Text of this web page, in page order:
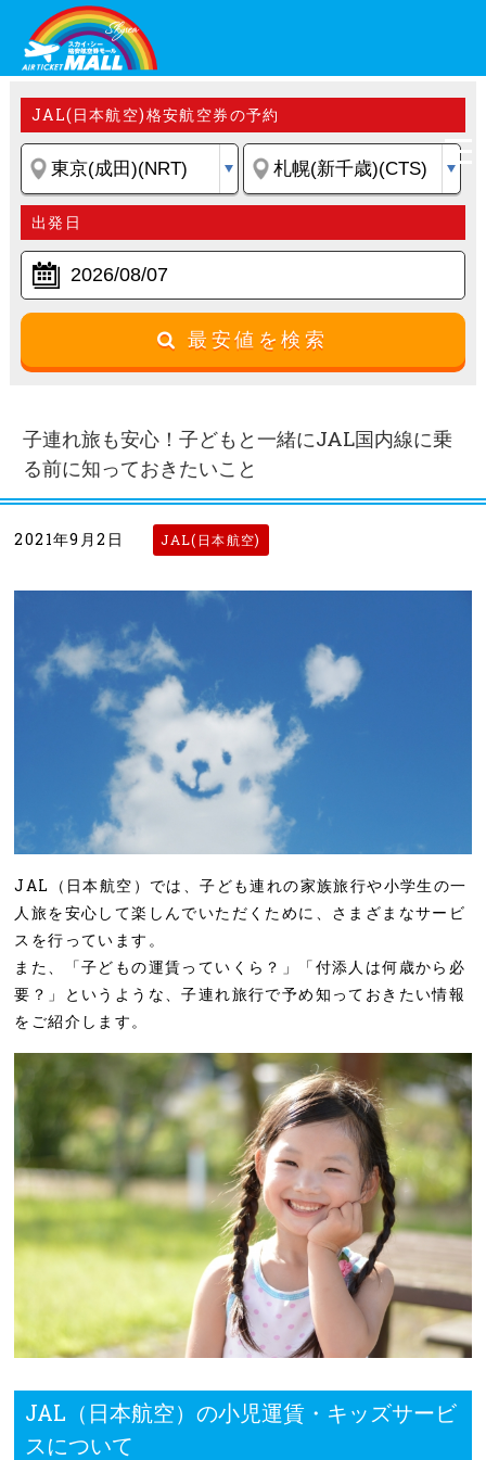
JAL(日本航空)格安航空券の予約
出発日
最安値を検索
子連れ旅も安心！子どもと一緒にJAL国内線に乗
る前に知っておきたいこと
2021年9月2日 JAL(日本航空)
JAL（日本航空）では、子ども連れの家族旅行や小学生の一
人旅を安心して楽しんでいただくために、さまざまなサービ
スを行っています。
また、「子どもの運賃っていくら？」「付添人は何歳から必
要？」というような、子連れ旅行で予め知っておきたい情報
をご紹介します。
JAL（日本航空）の小児運賃・キッズサービ
スについて